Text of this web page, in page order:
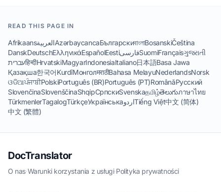
READ THIS PAGE IN
AfrikaansالعربيةAzərbaycancaБългарскиবাংলাBosanskiČeština
DanskDeutschΕλληνικάEspañolEestiفارسیSuomiFrançaisગુજરાતી
עבריתहिन्दीHrvatskiMagyarIndonesiaItaliano日本語Basa Jawa
Қазақша한국어KurdîМонголमराठीBahasa MelayuNederlandsNorsk
ଓଡିଆਪੰਜਾਬੀPolskiPortuguês (BR)Português (PT)RomânăРусский
SlovenčinaSlovenščinaShqipСрпскиSvenskaதமிழ்తెలుగుภาษาไทย
TürkmenlerTagalogTürkçeУкраїнськаاردوTiếng Việt中文 (简体)
中文 (繁體)
DocTranslator
O nas·Warunki korzystania z usługi·Polityka prywatności